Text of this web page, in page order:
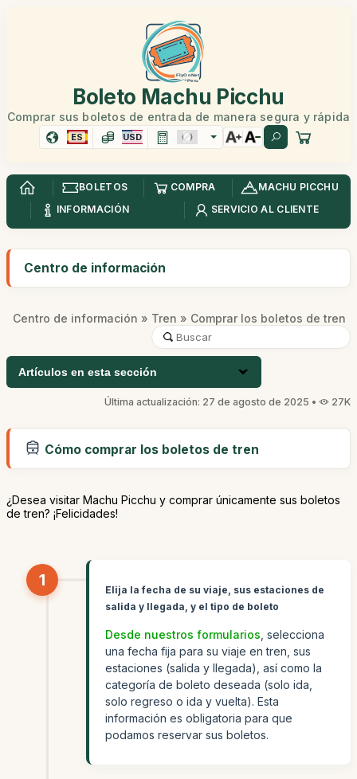
Boleto Machu Picchu
Comprar sus boletos de entrada de manera segura y rápida
ES USD
BOLETOS COMPRA
MACHU PICCHU
INFORMACIÓN
SERVICIO AL CLIENTE
Centro de información
Centro de información » Tren » Comprar los boletos de tren
Artículos en esta sección
Última actualización: 27 de agosto de 2025 • 27K
Cómo comprar los boletos de tren
¿Desea visitar Machu Picchu y comprar únicamente sus boletos
de tren? ¡Felicidades!
1
Elija la fecha de su viaje, sus estaciones de
salida y llegada, y el tipo de boleto
Desde nuestros formularios , selecciona
una fecha fija para su viaje en tren, sus
estaciones (salida y llegada), así como la
categoría de boleto deseada (solo ida,
solo regreso o ida y vuelta). Esta
información es obligatoria para que
podamos reservar sus boletos.